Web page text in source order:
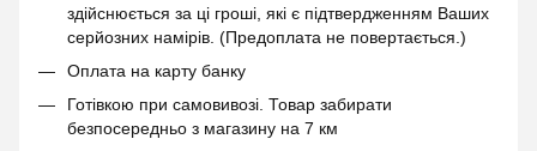
здійснюється за ці гроші, які є підтвердженням Ваших
серйозних намірів. (Предоплата не повертається.)
Оплата на карту банку
Готівкою при самовивозі. Товар забирати
безпосередньо з магазину на 7 км